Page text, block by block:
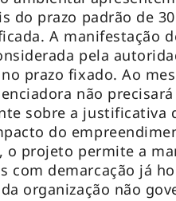
do prazo padrão de
A manifestação
pela
prazo fixado. Ao
não
sobre a justificativa
do
o projeto permite a
com demarcação já
organização não